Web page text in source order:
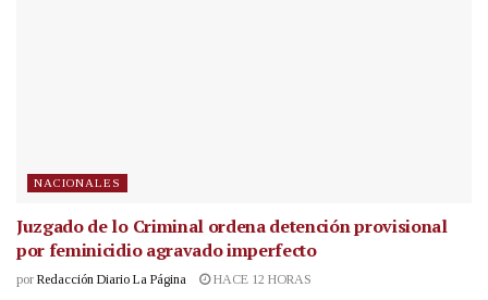
NACIONALES
Juzgado de lo Criminal ordena detención provisional
por feminicidio agravado imperfecto
por Redacción Diario La Página HACE 12 HORAS